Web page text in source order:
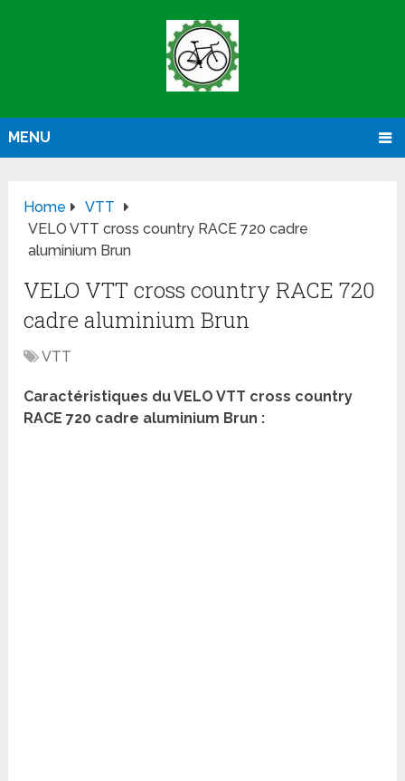
MENU
Home
VTT
VELO VTT cross country RACE 720 cadre
aluminium Brun
VELO VTT cross country RACE 720
cadre aluminium Brun
VTT
Caractéristiques du VELO VTT cross country
RACE 720 cadre aluminium Brun :